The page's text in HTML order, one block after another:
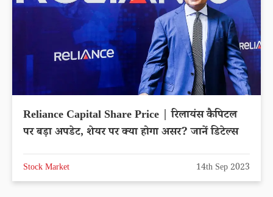
Reliance Capital Share Price | रिलायंस कैपिटल
पर बड़ा अपडेट, शेयर पर क्या होगा असर? जानें डिटेल्स
Stock Market 14th Sep 2023